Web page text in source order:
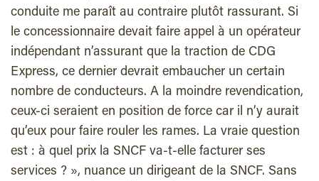
conduite me paraît au contraire plutôt rassurant. Si
le concessionnaire devait faire appel à un opérateur
indépendant n’assurant que la traction de CDG
Express, ce dernier devrait embaucher un certain
nombre de conducteurs. A la moindre revendication,
ceux-ci seraient en position de force car il n’y aurait
qu’eux pour faire rouler les rames. La vraie question
est : à quel prix la SNCF va-t-elle facturer ses
services ? », nuance un dirigeant de la SNCF. Sans